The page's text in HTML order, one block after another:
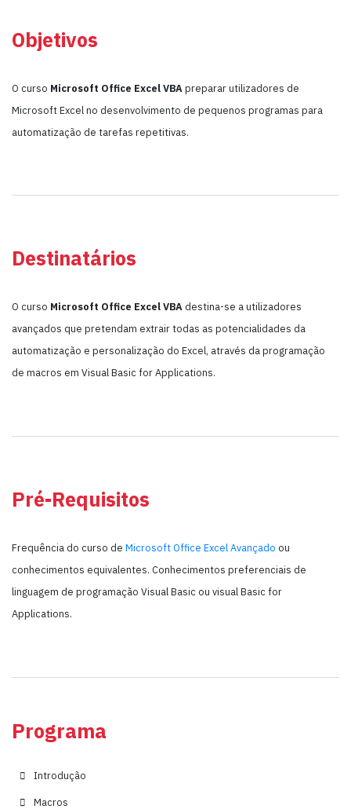
Objetivos
O curso Microsoft Office Excel VBA preparar utilizadores de
Microsoft Excel no desenvolvimento de pequenos programas para
automatização de tarefas repetitivas.
Destinatários
O curso Microsoft Office Excel VBA destina-se a utilizadores
avançados que pretendam extrair todas as potencialidades da
automatização e personalização do Excel, através da programação
de macros em Visual Basic for Applications.
Pré-Requisitos
Frequência do curso de Microsoft Office Excel Avançado ou
conhecimentos equivalentes. Conhecimentos preferenciais de
linguagem de programação Visual Basic ou visual Basic for
Applications.
Programa
Introdução
Macros